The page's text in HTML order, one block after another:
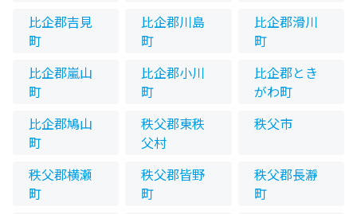
比企郡吉見
町
比企郡川島
町
比企郡滑川
町
比企郡嵐山
町
比企郡小川
町
比企郡とき
がわ町
比企郡鳩山
町
秩父郡東秩
父村
秩父市
秩父郡横瀬
町
秩父郡皆野
町
秩父郡長瀞
町